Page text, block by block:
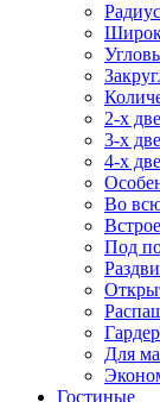
2-х
3-х
4-х
Во
Под
Для
Гостиные